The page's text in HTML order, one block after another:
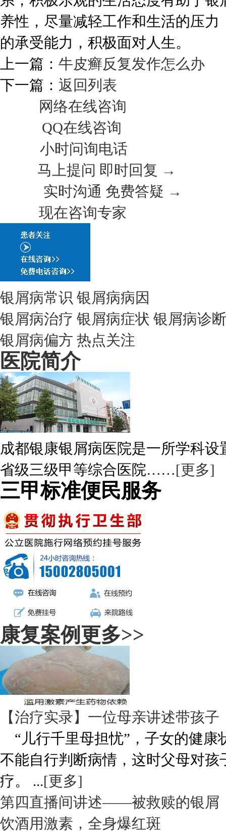
养性，尽量减轻工作和生活的压
的承受能力，积极面对人生。
上一篇： 牛皮癣反复发作怎么办
下一篇： 返回列表
网络在线咨询
QQ在线咨询
小时问询电话
马上提问 即时回复 →
实时沟通 免费答疑 →
现在咨询专家
银屑病常识 银屑病病因
银屑病治疗 银屑病症状 银屑病诊断
银屑病偏方 热点关注
医院简介
成都银康银屑病医院是一所学科
省级三级甲等综合医院……[更多]
三甲标准便民服务
康复案例更多>>
【治疗实录】一位母亲讲述带孩子
“儿行千里母担忧”，子女的健康
不能自行判断病情，这时父母对
疗。 ...[更多]
第四直播间讲述——被救赎的银屑
饮酒用激素，全身爆红斑